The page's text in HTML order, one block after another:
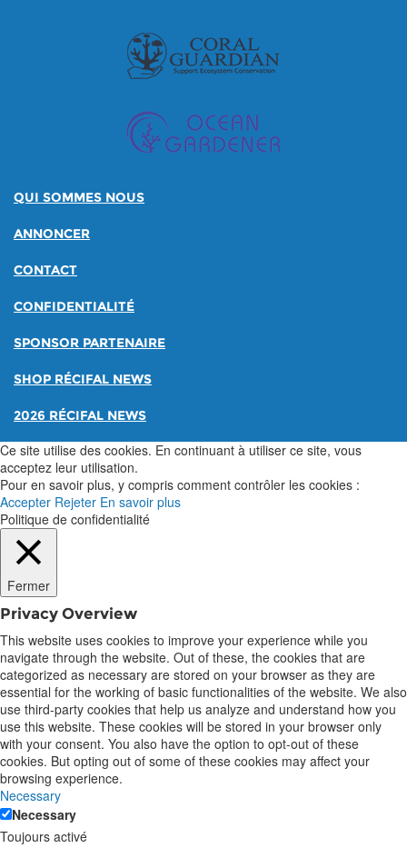
QUI SOMMES NOUS
ANNONCER
CONTACT
CONFIDENTIALITÉ
SPONSOR PARTENAIRE
SHOP RÉCIFAL NEWS
2026 RÉCIFAL NEWS
Ce site utilise des cookies. En continuant à utiliser ce site, vous
acceptez leur utilisation.
Pour en savoir plus, y compris comment contrôler les cookies :
Accepter Rejeter En savoir plus
Politique de confidentialité
Fermer
Privacy Overview
This website uses cookies to improve your experience while you
navigate through the website. Out of these, the cookies that are
categorized as necessary are stored on your browser as they are
essential for the working of basic functionalities of the website. We also
use third-party cookies that help us analyze and understand how you
use this website. These cookies will be stored in your browser only
with your consent. You also have the option to opt-out of these
cookies. But opting out of some of these cookies may affect your
browsing experience.
Necessary
Necessary
Toujours activé